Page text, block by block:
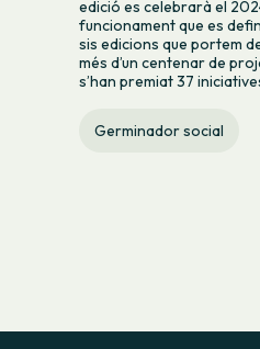
edició es celebrarà el
funcionament que es
sis edicions que portem
més d’un centenar de
s’han premiat 37
Germinador social